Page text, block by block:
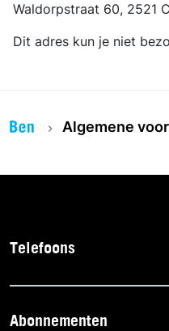
Waldorpstraat 60, 2521
Dit adres kun je niet
Algemene
Telefoons
Abonnementen